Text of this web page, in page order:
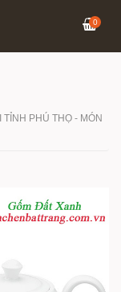
0
TỈNH PHÚ THỌ - MÓN